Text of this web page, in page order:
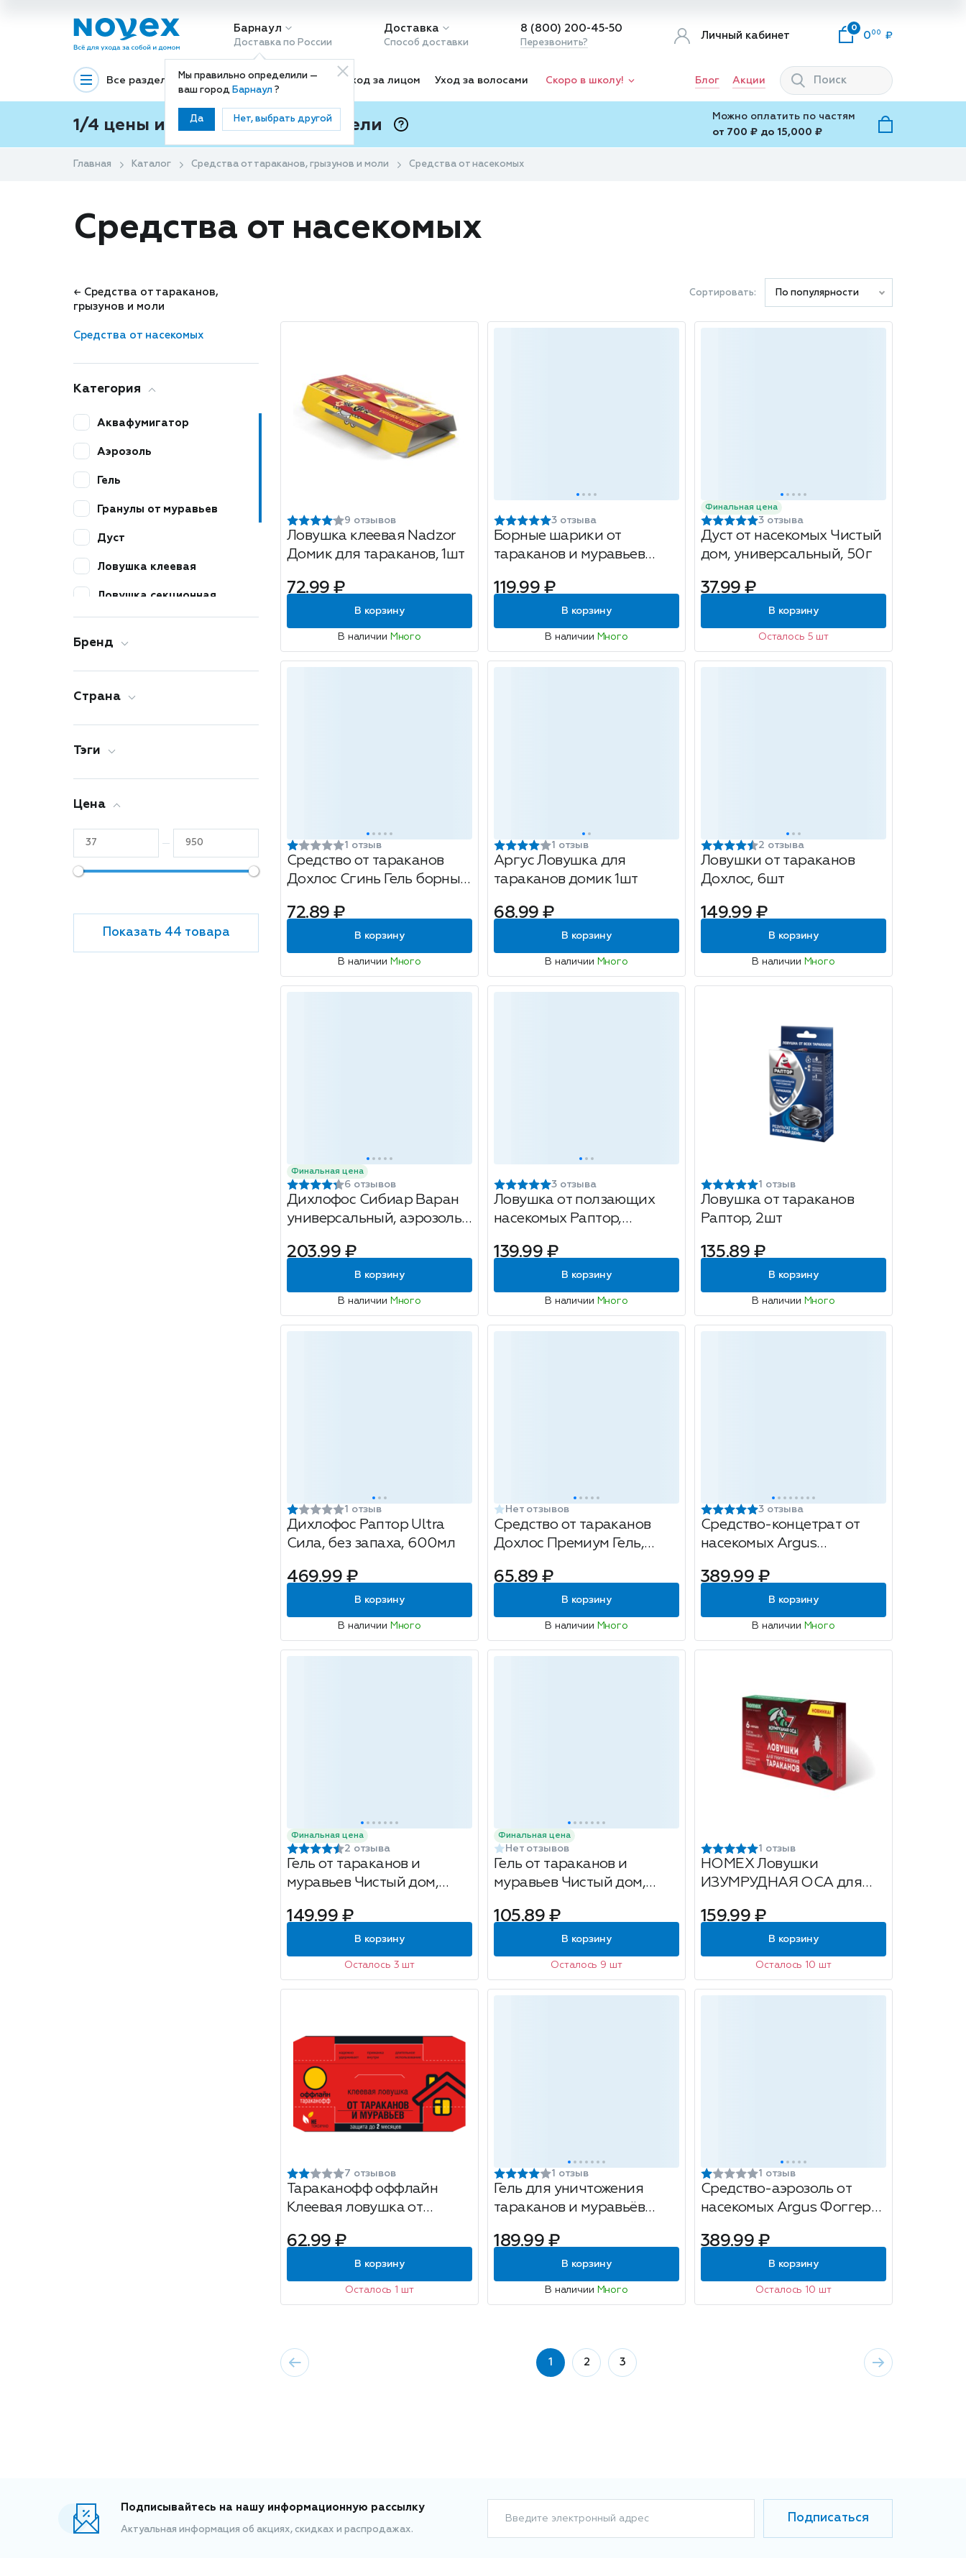
Барнаул
Доставка по России
Мы правильно определили —
ваш город Барнаул?
Да Нет, выбрать другой
Доставка
Способ доставки
8 (800) 200-45-50
Перезвонить?
Личный кабинет
0
0 00
Все разделы Декоративная косметика Уход за лицом Уход за волосами Скоро в школу! Блог Акции
1/4 цены и покупки ваши с Подели
Можно оплатить по частям
от 700 ₽ до 15,000 ₽
Главная Каталог Средства от тараканов, грызунов и моли Средства от насекомых
Средства от насекомых
← Средства от тараканов,
грызунов и моли
Средства от насекомых
Категория
Аквафумигатор
Аэрозоль
Гель
Гранулы от муравьев
Дуст
Ловушка клеевая
Ловушка секционная
Бренд
Страна
Тэги
Цена
Показать 44 товара
Сортировать: По популярности
9 отзывов
Ловушка клеевая Nadzor
Домик для тараканов, 1шт
72.99 ₽
В корзину
В наличии Много
3 отзыва
Борные шарики от
тараканов и муравьев
119.99 ₽
В корзину
В наличии Много
Финальная цена
3 отзыва
Дуст от насекомых Чистый
дом, универсальный, 50г
37.99 ₽
В корзину
Осталось 5 шт
1 отзыв
Средство от тараканов
Дохлос Сгинь Гель борный,
72.89 ₽
В корзину
В наличии Много
1 отзыв
Аргус Ловушка для
тараканов домик 1шт
68.99 ₽
В корзину
В наличии Много
2 отзыва
Ловушки от тараканов
Дохлос, 6шт
149.99 ₽
В корзину
В наличии Много
Финальная цена
6 отзывов
Дихлофос Сибиар Варан
универсальный, аэрозоль,
203.99 ₽
В корзину
В наличии Много
3 отзыва
Ловушка от ползающих
насекомых Раптор,
139.99 ₽
В корзину
В наличии Много
1 отзыв
Ловушка от тараканов
Раптор, 2шт
135.89 ₽
В корзину
В наличии Много
1 отзыв
Дихлофос Раптор Ultra
Сила, без запаха, 600мл
469.99 ₽
В корзину
В наличии Много
Нет отзывов
Средство от тараканов
Дохлос Премиум Гель,
65.89 ₽
В корзину
В наличии Много
3 отзыва
Средство-концетрат от
насекомых Argus
389.99 ₽
В корзину
В наличии Много
Финальная цена
2 отзыва
Гель от тараканов и
муравьев Чистый дом,
149.99 ₽
В корзину
Осталось 3 шт
Финальная цена
Нет отзывов
Гель от тараканов и
муравьев Чистый дом,
105.89 ₽
В корзину
Осталось 9 шт
1 отзыв
HOMEX Ловушки
ИЗУМРУДНАЯ ОСА для
159.99 ₽
В корзину
Осталось 10 шт
7 отзывов
Тараканофф оффлайн
Клеевая ловушка от
пакет 1 шт.
62.99 ₽
В корзину
Осталось 1 шт
1 отзыв
Гель для уничтожения
тараканов и муравьёв
75мл
189.99 ₽
В корзину
В наличии Много
1 отзыв
Средство-аэрозоль от
насекомых Argus Фоггер
150 мл
389.99 ₽
В корзину
Осталось 10 шт
1 2 3
Подписывайтесь на нашу информационную рассылку
Актуальная информация об акциях, скидках и распродажах.
Введите электронный адрес Подписаться